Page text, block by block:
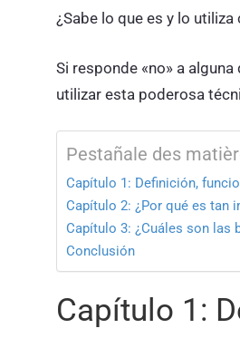
¿Sabe lo que es y lo
Si responde «no» a
utilizar esta poderosa
Pestañale des
Capítulo 1: Definición,
Capítulo 2: ¿Por qué es tan
Capítulo 3: ¿Cuáles son las
Conclusión
Capítulo 1: